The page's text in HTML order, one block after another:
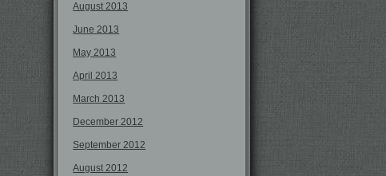
August 2013
June 2013
May 2013
April 2013
March 2013
December 2012
September 2012
August 2012